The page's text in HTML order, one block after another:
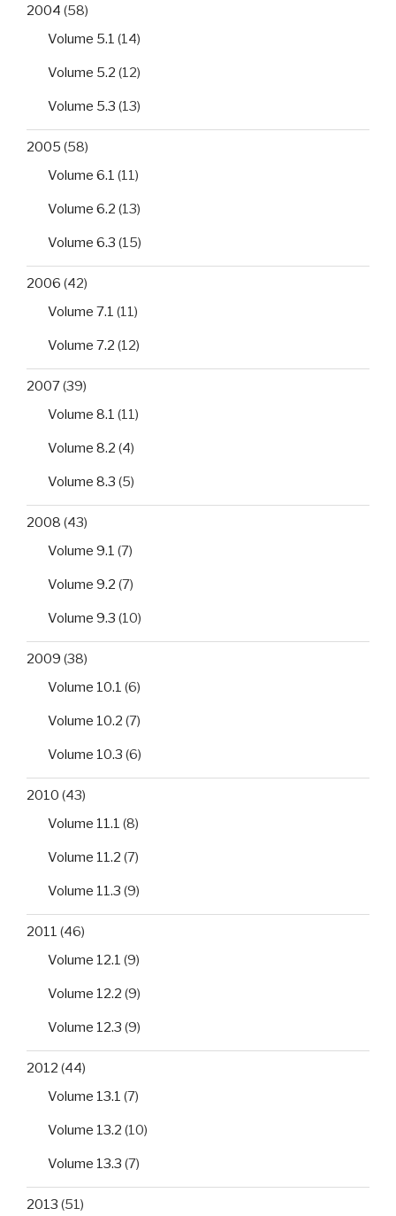
2004 (58)
Volume 5.1 (14)
Volume 5.2 (12)
Volume 5.3 (13)
2005 (58)
Volume 6.1 (11)
Volume 6.2 (13)
Volume 6.3 (15)
2006 (42)
Volume 7.1 (11)
Volume 7.2 (12)
2007(39)
Volume 8.1 (11)
Volume 8.2 (4)
Volume 8.3 (5)
2008 (43)
Volume 9.1 (7)
Volume 9.2 (7)
Volume 9.3 (10)
2009 (38)
Volume 10.1 (6)
Volume 10.2 (7)
Volume 10.3 (6)
2010 (43)
Volume 11.1 (8)
Volume 11.2 (7)
Volume 11.3 (9)
2011 (46)
Volume 12.1 (9)
Volume 12.2 (9)
Volume 12.3 (9)
2012 (44)
Volume 13.1 (7)
Volume 13.2 (10)
Volume 13.3 (7)
2013 (51)